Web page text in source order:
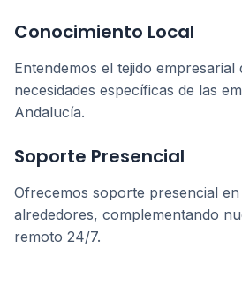
Conocimiento Local
Entendemos el tejido empresarial
necesidades específicas de las
Andalucía.
Soporte Presencial
Ofrecemos soporte presencial en
alrededores, complementando
remoto 24/7.